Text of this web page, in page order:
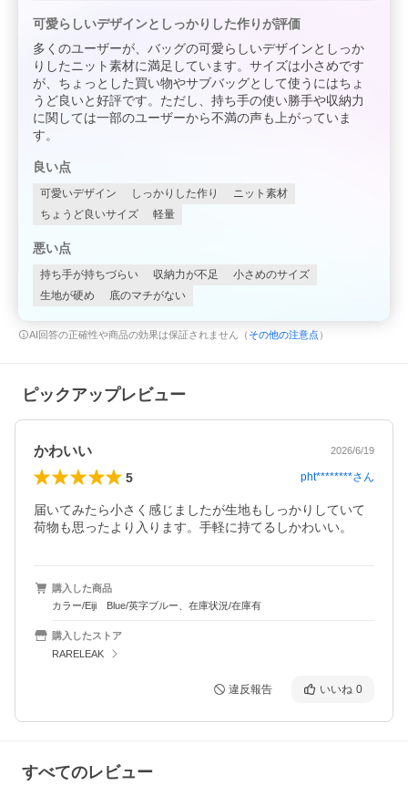
可愛らしいデザインとしっかりした作りが評価
多くのユーザーが、バッグの可愛らしいデザインとしっか
りしたニット素材に満足しています。サイズは小さめです
が、ちょっとした買い物やサブバッグとして使うにはちょ
うど良いと好評です。ただし、持ち手の使い勝手や収納力
に関しては一部のユーザーから不満の声も上がっていま
す。
良い点
可愛いデザイン しっかりした作り
ニット素材
ちょうど良いサイズ
軽量
悪い点
持ち手が持ちづらい 収納力が不足
小さめのサイズ
生地が硬め
底のマチがない
AI回答の正確性や商品の効果は保証されません（ その他の注意点 ）
ピックアップレビュー
かわいい 2026/6/19
5 pht********さん
届いてみたら小さく感じましたが生地もしっかりしていて
荷物も思ったより入ります。手軽に持てるしかわいい。
購入した商品
カラー/Eiji Blue/英字ブルー、在庫状況/在庫有
購入したストア
RARELEAK
違反報告 いいね 0
すべてのレビュー